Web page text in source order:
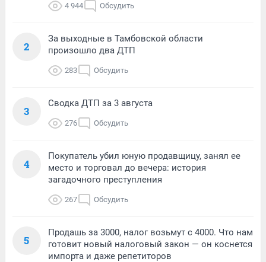
4 944 Обсудить
2
За выходные в Тамбовской области
произошло два ДТП
283 Обсудить
3
Сводка ДТП за 3 августа
276 Обсудить
4
Покупатель убил юную продавщицу, занял ее
место и торговал до вечера: история
загадочного преступления
267 Обсудить
5
Продашь за 3000, налог возьмут с 4000. Что нам
готовит новый налоговый закон — он коснется
импорта и даже репетиторов